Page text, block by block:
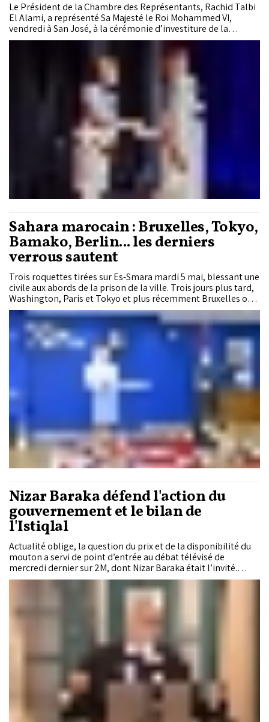
Le Président de la Chambre des Représentants, Rachid Talbi
El Alami, a représenté Sa Majesté le Roi Mohammed VI,
vendredi à San José, à la cérémonie d’investiture de la
Présidente de la République du Costa Rica, Laura Fernandez.
Sahara marocain : Bruxelles, Tokyo,
Bamako, Berlin... les derniers
verrous sautent
Trois roquettes tirées sur Es-Smara mardi 5 mai, blessant une
civile aux abords de la prison de la ville. Trois jours plus tard,
Washington, Paris et Tokyo et plus récemment Bruxelles ont
parlé presque d'une même voix. L'attaque revendiquée par le
front polisario est condamnable à tous égards. Supposée
briser un élan diplomatique soutenu, cette agression a
produit l’effet inverse : l’unanimité internationale autour du
plan d’autonomie n’a jamais été aussi forte. Un alignement
annonciateur de la fin d’un demi-siècle d'ambiguïtés autour
Nizar Baraka défend l'action du
gouvernement et le bilan de
l'Istiqlal
Actualité oblige, la question du prix et de la disponibilité du
mouton a servi de point d’entrée au débat télévisé de
mercredi dernier sur 2M, dont Nizar Baraka était l’invité.
Graduellement, d’autres sujets ont été abordés, en particulier
le pouvoir d’achat, les prochaines élections, la majorité et
bien entendu le secteur gouvernemental dirigé par M. Baraka
: l’équipement et l’eau. Dans «Saâte Saraha», diffusé le 6 mai
dernier, le secrétaire général de l’Istiqlal s’en est plutôt bien
tiré, malgré quelques réponses prudentes qui ont laissé le